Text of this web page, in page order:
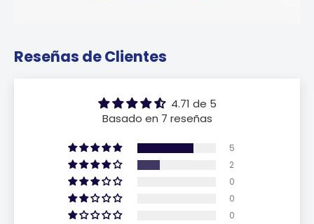
Reseñas de Clientes
4.71 de 5
Basado en 7 reseñas
5
2
0
0
0